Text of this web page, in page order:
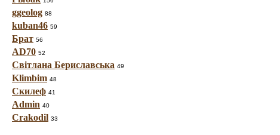
ggeolog 88
kuban46 59
Брат 56
AD70 52
Світлана Бериславська 49
Klimbim 48
Скилеф 41
Admin 40
Crakodil 33